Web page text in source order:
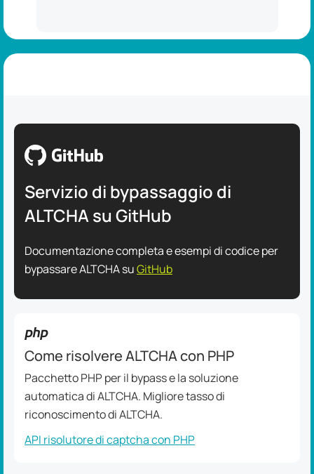
Servizio di bypassaggio di
ALTCHA su GitHub
Documentazione completa e esempi di codice per
bypassare ALTCHA suGitHub
Come risolvere ALTCHA con PHP
Pacchetto PHP per il bypass e la soluzione
automatica di ALTCHA. Migliore tasso di
riconoscimento di ALTCHA.
API risolutore di captcha con PHP